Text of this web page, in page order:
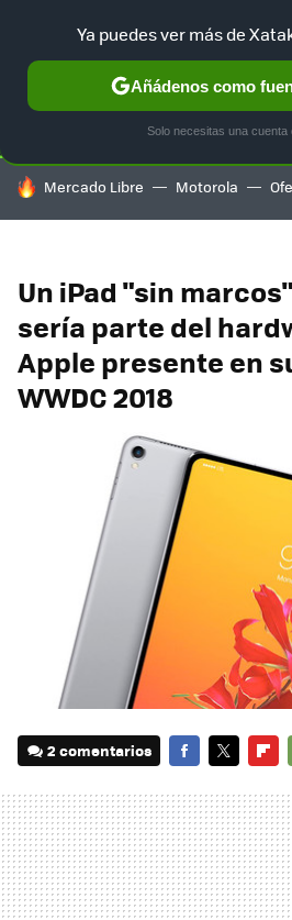
SELECCIÓN GAMING HOME
HOY SE HABLA DE
Mercado Libre Motorola
Un iPad "sin
sería parte del
Apple presente en
WWDC 2018
2 comentarios
Ya puedes ver más de
Añádenos como
Solo necesitas una cuenta